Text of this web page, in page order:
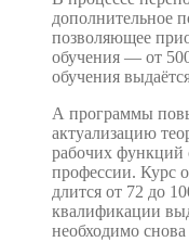
дополнительное
позволяющее
обучения — от
обучения
А программы
актуализацию
рабочих функций
профессии. Курс
длится от 72 до
квалификации
необходимо